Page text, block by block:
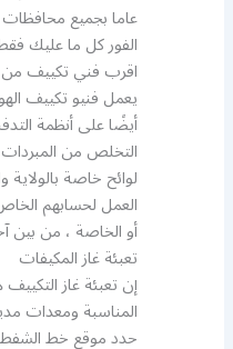
عاما بجميع
الفور كل ما عليك
اقرب فني تكييف
يعمل فنيو تكييف
أيضًا على أنظمة
التخلص من
لوائح خاصة بالولاية
العمل لحسابهم
أو الخاصة ، من بين
تعبئة غاز المكيفات
إن تعبئة غاز
المناسبة ومعدات
حدد موقع خط